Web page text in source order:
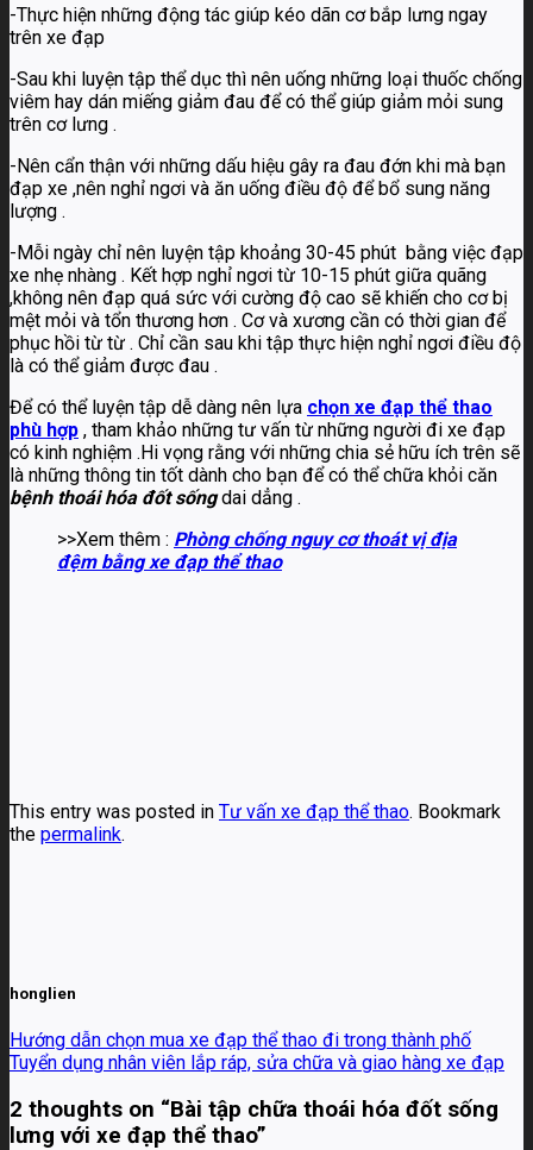
-Thực hiện những động tác giúp kéo dãn cơ bắp lưng ngay
trên xe đạp
-Sau khi luyện tập thể dục thì nên uống những loại thuốc chống
viêm hay dán miếng giảm đau để có thể giúp giảm mỏi sung
trên cơ lưng .
-Nên cẩn thận với những dấu hiệu gây ra đau đớn khi mà bạn
đạp xe ,nên nghỉ ngơi và ăn uống điều độ để bổ sung năng
lượng .
-Mỗi ngày chỉ nên luyện tập khoảng 30-45 phút bằng việc đạp
xe nhẹ nhàng . Kết hợp nghỉ ngơi từ 10-15 phút giữa quãng
,không nên đạp quá sức với cường độ cao sẽ khiến cho cơ bị
mệt mỏi và tổn thương hơn . Cơ và xương cần có thời gian để
phục hồi từ từ . Chỉ cần sau khi tập thực hiện nghỉ ngơi điều độ
là có thể giảm được đau .
Để có thể luyện tập dễ dàng nên lựa chọn xe đạp thể thao
phù hợp , tham khảo những tư vấn từ những người đi xe đạp
có kinh nghiệm .Hi vọng rằng với những chia sẻ hữu ích trên sẽ
là những thông tin tốt dành cho bạn để có thể chữa khỏi căn
bệnh thoái hóa đốt sốngdai dẳng .
>>Xem thêm : Phòng chống nguy cơ thoát vị địa
đệm bằng xe đạp thể thao
This entry was posted in Tư vấn xe đạp thể thao. Bookmark
the permalink.
honglien
Hướng dẫn chọn mua xe đạp thể thao đi trong thành phố
Tuyển dụng nhân viên lắp ráp, sửa chữa và giao hàng xe đạp
2 thoughts on “Bài tập chữa thoái hóa đốt sống
lưng với xe đạp thể thao”